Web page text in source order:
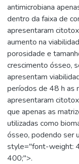
antimicrobiana
dentro da faixa de
apresentaram
aumento na
porosidade e
crescimento ósseo,
apresentam
períodos de 48 h as
apresentaram
que apenas as
utilizadas como
ósseo, podendo ser
style="font-weight:
400;">.